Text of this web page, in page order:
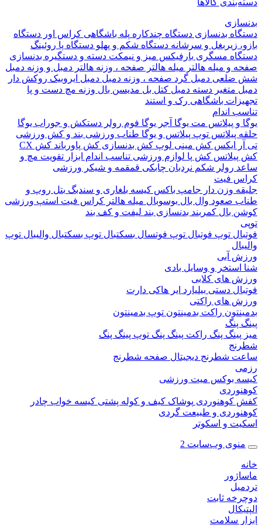
کالاها
بدنسازیدستگاه چندکارهپله باشگاهیکراس اوردستگاه
زیربغل و سرشانه دستگاه شکم و پهلودستگاه پاروئینگ
مسگریبارفیکسمیز و نیمکتدسته و دستگیره بدنسازی
و میله هالتر میله هالتر صفحه ، وزنه هالتر دمبل و وزنه دمبل
دمبل گرد صفحه ، وزنه دمبل دمبل ایروبیک روکش دار
متغیردسته دمبل کتل بلمدیسن بالوزنه مچ دست و پا
باشگاهیرک و استند
اندام
و پیلاتسمت یوگاآجر یوگا فوم رولر دستکش و جوراب یوگا
پیلاتستوپ پیلاتس و یوگاطناب ورزشی بند و کش ورزشی
ایکس کش مینی لوپ کش بدنسازیکش پاورباندکش CX
کش پالوازم ورزشی تناسب اندام ابزار تقویت مچ و
رولر شکم نردبان چابکیقمقمه و شیکر ورزشی
فیت
وزن دارجامپ باکسکیسه بلغاری و سندبگبتل روپ و
صعودوال بال بوسوبالمیله هالتر کراس فیت استپ ورزشی
بالکمربند بدنسازیبند لیفت و کف بند
توپ فوتبالتوپ فوتسالبسکتبالتوپ بسکتبالوالیبال توپ
آبی
و وسایل بادی
های کلابی
دستیبیلیاردایر هاکیدارت
های راکتی
راکت بدمینتونتوپ بدمینتون
پنگ
پنگراکت پینگ پنگتوپ پینگ پنگ
شطرنج دیجیتالصفحه شطرنج
بوکسمیت ورزشی
کوهنوردیپوشاککیف و کوله پشتیکیسه خوابچادر
و طبیعت گردی
و اسکوتر
وب‌سایت 2
ثابت
سلامت